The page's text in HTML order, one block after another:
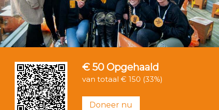
€ 50 Opgehaald
van totaal € 150 (33%)
Doneer nu